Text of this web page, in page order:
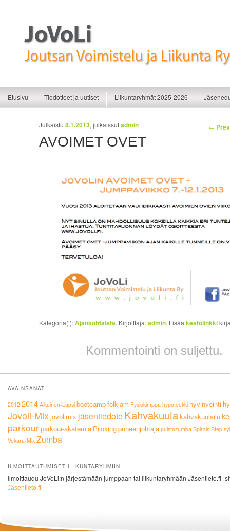
JoVoLi | Joutsan Voimistelu ja
Siirry sisältöön
Siirry toissijaiseen sisältöön
Etusivu Tiedotteet ja uutiset Liikuntaryhmät 2025-2026
Artikkelien selaus ←
AVOIMET OVET
Julkaistu 8.1.2013, julkaissutadmin
Kategoria(t):Ajankohtaista. Kirjoittaja:admin. Lisää kestolinkki
Kommentointi on suljettu.
AVAINSANAT
2012 2014 Aikuinen-Lapsi bootcampfolkjam Fysiokimppa hypoteekki hyvinvointi
Jovoli-Mixjovolimix jäsentiedoteKahvakuulakahvakuulailu
parkourparkour-akatemia Piloxingpuheenjohtaja puistozumba Spirals Step
Vekara-Mix Zumba
ILMOITTAUTUMISET LIIKUNTARYHMIIN
Ilmoittaudu JoVoLi:n järjestämään jumppaan tai liikuntaryhmään Jäsentieto.fi -
Jäsentieto.fi